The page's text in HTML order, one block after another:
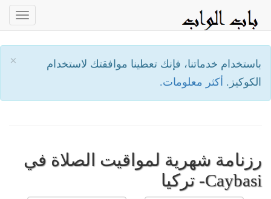
×
باستخدام خدماتنا، فإنك تعطينا موافقتك لاستخدام
الكوكيز. أكثر معلومات.
رزنامة شهرية لمواقيت الصلاة في
Caybasi- تركيا